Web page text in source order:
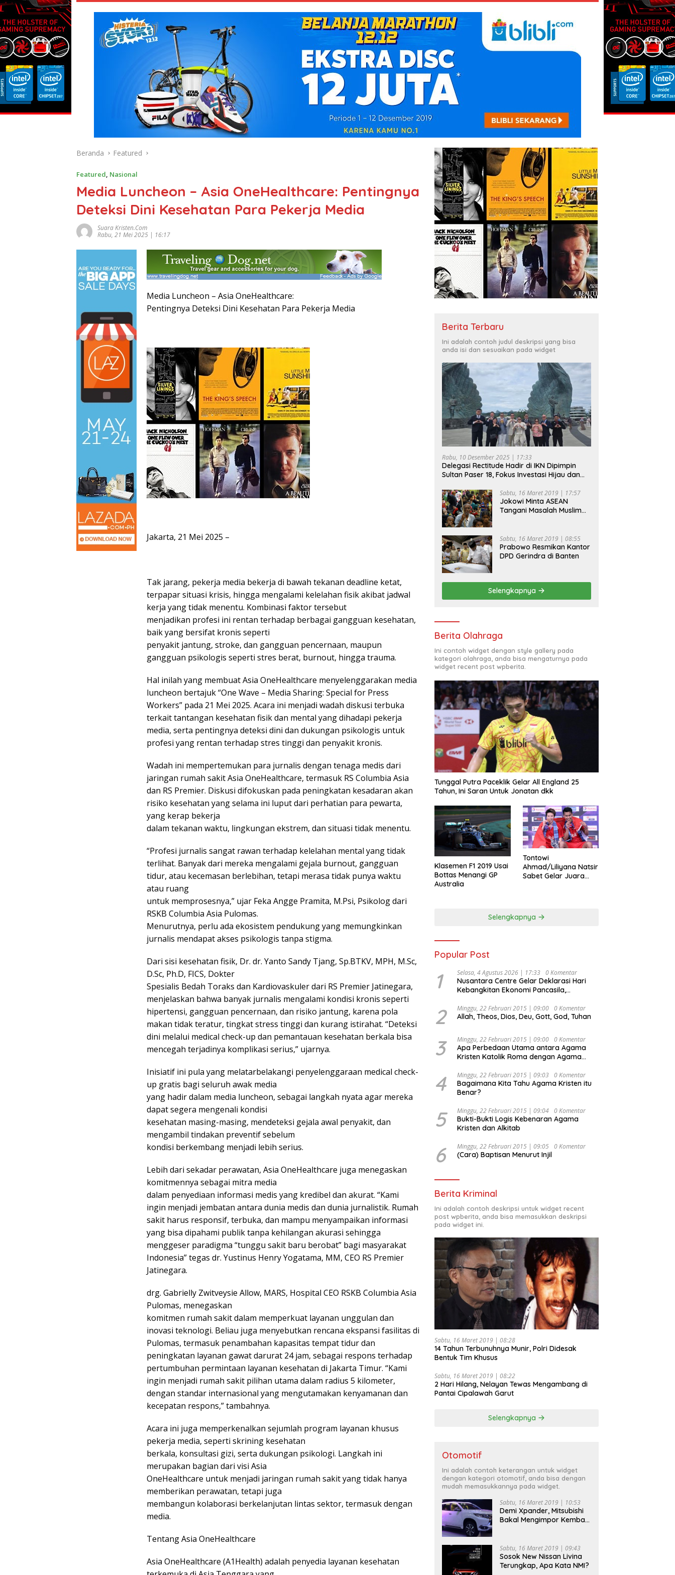
Beranda Featured
Featured, Nasional
Media Luncheon – Asia OneHealthcare: Pentingnya
Deteksi Dini Kesehatan Para Pekerja Media
Suara Kristen.com
Rabu, 21 Mei 2025 | 16:17
Media Luncheon – Asia OneHealthcare:
Pentingnya Deteksi Dini Kesehatan Para Pekerja Media
Jakarta, 21 Mei 2025 –
Tak jarang, pekerja media bekerja di bawah tekanan deadline ketat,
terpapar situasi krisis, hingga mengalami kelelahan fisik akibat jadwal
kerja yang tidak menentu. Kombinasi faktor tersebut
menjadikan profesi ini rentan terhadap berbagai gangguan kesehatan,
baik yang bersifat kronis seperti
penyakit jantung, stroke, dan gangguan pencernaan, maupun
gangguan psikologis seperti stres berat, burnout, hingga trauma.
Hal inilah yang membuat Asia OneHealthcare menyelenggarakan media
luncheon bertajuk “One Wave – Media Sharing: Special for Press
Workers” pada 21 Mei 2025. Acara ini menjadi wadah diskusi terbuka
terkait tantangan kesehatan fisik dan mental yang dihadapi pekerja
media, serta pentingnya deteksi dini dan dukungan psikologis untuk
profesi yang rentan terhadap stres tinggi dan penyakit kronis.
Wadah ini mempertemukan para jurnalis dengan tenaga medis dari
jaringan rumah sakit Asia OneHealthcare, termasuk RS Columbia Asia
dan RS Premier. Diskusi difokuskan pada peningkatan kesadaran akan
risiko kesehatan yang selama ini luput dari perhatian para pewarta,
yang kerap bekerja
dalam tekanan waktu, lingkungan ekstrem, dan situasi tidak menentu.
“Profesi jurnalis sangat rawan terhadap kelelahan mental yang tidak
terlihat. Banyak dari mereka mengalami gejala burnout, gangguan
tidur, atau kecemasan berlebihan, tetapi merasa tidak punya waktu
atau ruang
untuk memprosesnya,” ujar Feka Angge Pramita, M.Psi, Psikolog dari
RSKB Columbia Asia Pulomas.
Menurutnya, perlu ada ekosistem pendukung yang memungkinkan
jurnalis mendapat akses psikologis tanpa stigma.
Dari sisi kesehatan fisik, Dr. dr. Yanto Sandy Tjang, Sp.BTKV, MPH, M.Sc,
D.Sc, Ph.D, FICS, Dokter
Spesialis Bedah Toraks dan Kardiovaskuler dari RS Premier Jatinegara,
menjelaskan bahwa banyak jurnalis mengalami kondisi kronis seperti
hipertensi, gangguan pencernaan, dan risiko jantung, karena pola
makan tidak teratur, tingkat stress tinggi dan kurang istirahat. “Deteksi
dini melalui medical check-up dan pemantauan kesehatan berkala bisa
mencegah terjadinya komplikasi serius,” ujarnya.
Inisiatif ini pula yang melatarbelakangi penyelenggaraan medical check-
up gratis bagi seluruh awak media
yang hadir dalam media luncheon, sebagai langkah nyata agar mereka
dapat segera mengenali kondisi
kesehatan masing-masing, mendeteksi gejala awal penyakit, dan
mengambil tindakan preventif sebelum
kondisi berkembang menjadi lebih serius.
Lebih dari sekadar perawatan, Asia OneHealthcare juga menegaskan
komitmennya sebagai mitra media
dalam penyediaan informasi medis yang kredibel dan akurat. “Kami
ingin menjadi jembatan antara dunia medis dan dunia jurnalistik. Rumah
sakit harus responsif, terbuka, dan mampu menyampaikan informasi
yang bisa dipahami publik tanpa kehilangan akurasi sehingga
menggeser paradigma “tunggu sakit baru berobat” bagi masyarakat
Indonesia” tegas dr. Yustinus Henry Yogatama, MM, CEO RS Premier
Jatinegara.
drg. Gabrielly Zwitveysie Allow, MARS, Hospital CEO RSKB Columbia Asia
Pulomas, menegaskan
komitmen rumah sakit dalam memperkuat layanan unggulan dan
inovasi teknologi. Beliau juga menyebutkan rencana ekspansi fasilitas di
Pulomas, termasuk penambahan kapasitas tempat tidur dan
peningkatan layanan gawat darurat 24 jam, sebagai respons terhadap
pertumbuhan permintaan layanan kesehatan di Jakarta Timur. “Kami
ingin menjadi rumah sakit pilihan utama dalam radius 5 kilometer,
dengan standar internasional yang mengutamakan kenyamanan dan
kecepatan respons,” tambahnya.
Acara ini juga memperkenalkan sejumlah program layanan khusus
pekerja media, seperti skrining kesehatan
berkala, konsultasi gizi, serta dukungan psikologi. Langkah ini
merupakan bagian dari visi Asia
OneHealthcare untuk menjadi jaringan rumah sakit yang tidak hanya
memberikan perawatan, tetapi juga
membangun kolaborasi berkelanjutan lintas sektor, termasuk dengan
media.
Tentang Asia OneHealthcare
Asia OneHealthcare (A1Health) adalah penyedia layanan kesehatan
Berita Terbaru
Ini adalah contoh judul deskripsi yang bisa
anda isi dan sesuaikan pada widget
Rabu, 10 Desember 2025 | 17:33
Delegasi Rectitude Hadir di IKN Dipimpin
Sultan Paser 18, Fokus Investasi Hijau dan
Sabtu, 16 Maret 2019 | 17:57
Jokowi Minta ASEAN
Tangani Masalah Muslim
Sabtu, 16 Maret 2019 | 08:55
Prabowo Resmikan Kantor
DPD Gerindra di Banten
Selengkapnya
Berita Olahraga
Ini contoh widget dengan style gallery pada
kategori olahraga, anda bisa mengaturnya pada
widget recent post wpberita.
Tunggal Putra Paceklik Gelar All England 25
Tahun, Ini Saran Untuk Jonatan dkk
Klasemen F1 2019 Usai
Bottas Menangi GP
Australia
Tontowi
Ahmad/Liliyana Natsir
Sabet Gelar Juara
Selengkapnya
Popular Post
1 Selasa, 4 Agustus 2026 | 17:33 0 Komentar
Nusantara Centre Gelar Deklarasi Hari
Kebangkitan Ekonomi Pancasila,
Djojohadikusumo Anti Penjajahan
(Pergolakan Ekonomi Politik Indonesia) &
Undang Perekonomian Nasional dan
Kesejahteraan Sosial dalam Menata
Bangsa Menuju Indonesia Emas 2045”,
2 Minggu, 22 Februari 2015 | 09:00 0 Komentar
Allah, Theos, Dios, Deu, Gott, God, Tuhan
3 Minggu, 22 Februari 2015 | 09:00 0 Komentar
Apa Perbedaan Utama antara Agama
Kristen Katolik Roma dengan Agama
4 Minggu, 22 Februari 2015 | 09:03 0 Komentar
Bagaimana Kita Tahu Agama Kristen itu
Benar?
5 Minggu, 22 Februari 2015 | 09:04 0 Komentar
Bukti-Bukti Logis Kebenaran Agama
Kristen dan Alkitab
6 Minggu, 22 Februari 2015 | 09:05 0 Komentar
(Cara) Baptisan Menurut Injil
Berita Kriminal
Ini adalah contoh deskripsi untuk widget recent
post wpberita, anda bisa memasukkan deskripsi
pada widget ini.
Sabtu, 16 Maret 2019 | 08:28
14 Tahun Terbunuhnya Munir, Polri Didesak
Bentuk Tim Khusus
Sabtu, 16 Maret 2019 | 08:22
2 Hari Hilang, Nelayan Tewas Mengambang di
Pantai Cipalawah Garut
Selengkapnya
Otomotif
Ini adalah contoh keterangan untuk widget
dengan kategori otomotif, anda bisa dengan
mudah memasukkannya pada widget.
Sabtu, 16 Maret 2019 | 10:53
Demi Xpander, Mitsubishi
Bakal Mengimpor Kembali
Sabtu, 16 Maret 2019 | 09:43
Sosok New Nissan Livina
Terungkap, Apa Kata NMI?